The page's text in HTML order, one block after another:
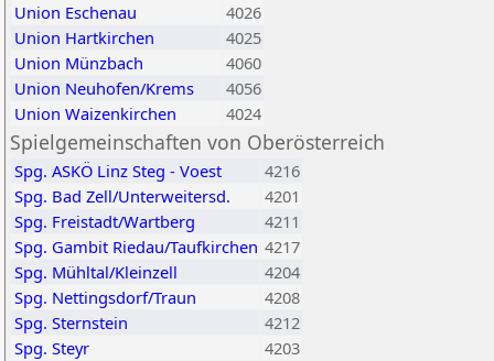
Union Eschenau
4026
Union Hartkirchen
4025
Union Münzbach
4060
Union Neuhofen/Krems
4056
Union Waizenkirchen
4024
Spielgemeinschaften von Oberösterreich
Spg. ASKÖ Linz Steg - Voest
4216
Spg. Bad Zell/Unterweitersd.
4201
Spg. Freistadt/Wartberg
4211
Spg. Gambit Riedau/Taufkirchen 4217
Spg. Mühltal/Kleinzell
4204
Spg. Nettingsdorf/Traun
4208
Spg. Sternstein
4212
Spg. Steyr
4203